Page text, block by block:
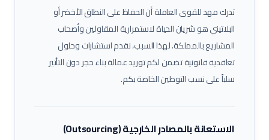
تدرك مهد للقوى العاملة أن الحفاظ على النطاق الأخضر أو
البلاتيني هو شريان الحياة لاستمرارية المقاولين وأصحاب
المشاريع بالمملكة. لهذا السبب، نقدم استشارات وحلول
تعاقدية قانونية تضمن لكم توريد عمالةبناء حجردون التأثير
سلباً على نسب التوطين الخاصة بكم.
الاستعانة بالمصادر الخارجية (Outsourcing)